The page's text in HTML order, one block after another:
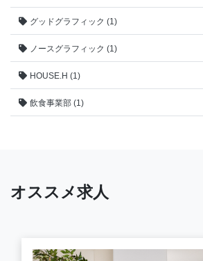
グッドグラフィック (1)
ノースグラフィック (1)
HOUSE.H (1)
飲食事業部 (1)
オススメ求人